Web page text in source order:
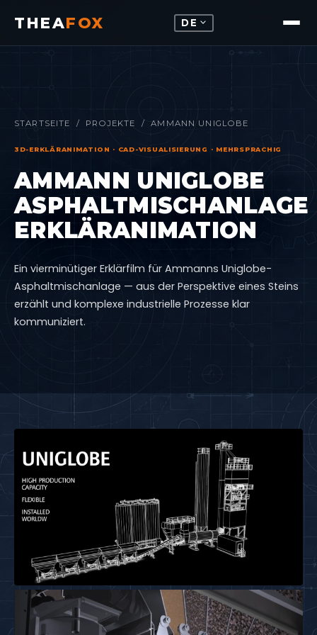
THEAFOX DE expand_more
STARTSEITE / PROJEKTE / AMMANN UNIGLOBE
3D-ERKLÄRANIMATION · CAD-VISUALISIERUNG · MEHRSPRACHIG
AMMANN UNIGLOBE
ASPHALTMISCHANLAGE
ERKLÄRANIMATION
Ein vierminütiger Erklärfilm für Ammanns Uniglobe-
Asphaltmischanlage — aus der Perspektive eines Steins
erzählt und komplexe industrielle Prozesse klar
kommuniziert.